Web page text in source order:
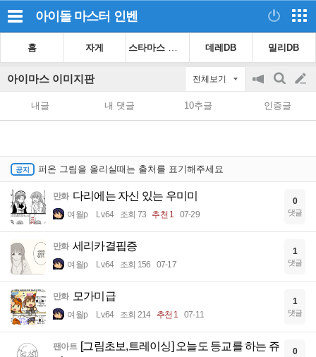
아이돌 마스터 인벤
홈 자게 데레DB 밀리DB
아이마스 이미지판 전체보기
공
on/off
검
색
글
쓰
내글 내 댓글 10추글 인증글
퍼온 그림을 올리실때는 출처를 표기해주세요
만화 다리에는 자신 있는 우미미
여월p Lv.64 조회 73 추천 1 07-29
0
댓글
만화 세리카결핍증
여월p Lv.64 조회 156 07-17
1
댓글
만화 모가미급
여월p Lv.64 조회 214 추천 1 07-11
1
댓글
팬아트 [그림초보,트레이싱] 오늘도 등교를 하는 쥬
0